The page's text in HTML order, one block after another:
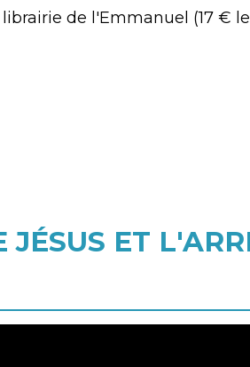
de l'Emmanuel (17 €
ET